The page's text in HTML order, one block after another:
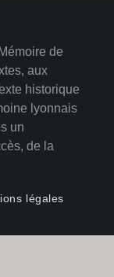
de
aux
historique
lyonnais
un
de la
légales